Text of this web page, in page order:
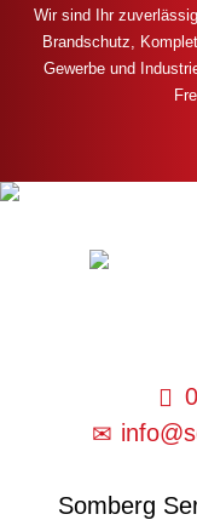
Wir sind Ihr
Brandschutz,
Gewerbe und
Somberg